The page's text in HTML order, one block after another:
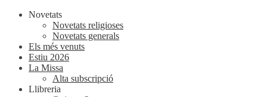
Novetats
Novetats religioses
Novetats generals
Els més venuts
Estiu 2026
La Missa
Alta subscripció
Llibreria